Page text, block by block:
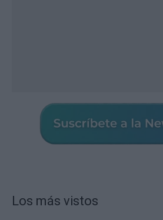
Los más vistos